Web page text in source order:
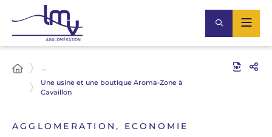
…
Une usine et une boutique Aroma-Zone à
Cavaillon
AGGLOMERATION, ECONOMIE